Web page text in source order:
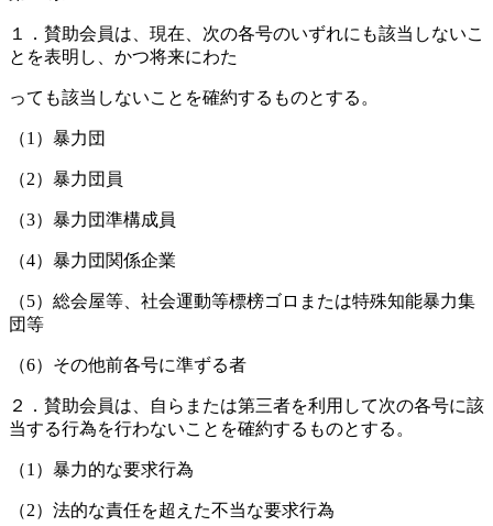
１．賛助会員は、現在、次の各号のいずれにも該当しないこ
とを表明し、かつ将来にわた
っても該当しないことを確約するものとする。
（1）暴力団
（2）暴力団員
（3）暴力団準構成員
（4）暴力団関係企業
（5）総会屋等、社会運動等標榜ゴロまたは特殊知能暴力集
団等
（6）その他前各号に準ずる者
２．賛助会員は、自らまたは第三者を利用して次の各号に該
当する行為を行わないことを確約するものとする。
（1）暴力的な要求行為
（2）法的な責任を超えた不当な要求行為